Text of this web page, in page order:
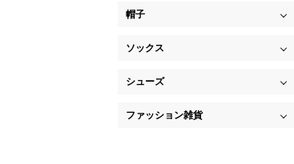
帽子
ソックス
シューズ
ファッション雑貨